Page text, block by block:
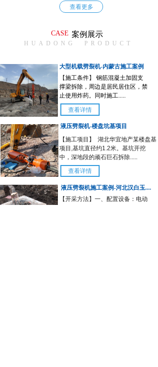
【施工条件】
钢筋混凝土加固支
撑梁拆除，周边是居民居住区，禁
止使用炸药。同时施工.....
查看详情
CASE
大型机载劈裂机-内蒙古施工案例
案例展示
HUADONG PRODUCT
【施工项目】 湖北华宜地产某楼盘基
项目,基坑直径约1.2米。基坑开挖
中，深地段的顽石巨石拆除.....
查看详情
液压劈裂机施工案例-河北汉白玉....
液压劈裂机-楼盘坑基项目
【开采方法】一、配置设备：电动
查看更多